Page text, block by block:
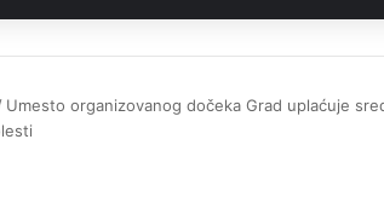
Umesto organizovanog dočeka Grad uplaćuje